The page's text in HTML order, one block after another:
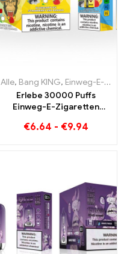
,Einweg-E-
Alle, Bang KING, Einweg-E-Zigaretten Litauen
Erlebe 30000 Puffs
Einweg-E-Zigaretten
Ice trifft auf Strawberry
€6.64 - €9.94